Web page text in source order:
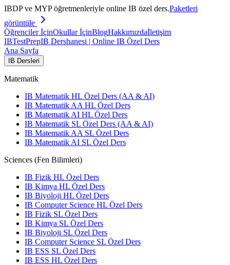
IBDP ve MYP öğretmenleriyle online IB özel ders.Paketleri
görüntüle
Öğrenciler İçinOkullar İçinBlogHakkımızdaİletişim
IBTestPrepIB Dershanesi | Online IB Özel Ders
Ana Sayfa
IB Dersleri
Matematik
IB Matematik HL Özel Ders (AA & AI)
IB Matematik AA HL Özel Ders
IB Matematik AI HL Özel Ders
IB Matematik SL Özel Ders (AA & AI)
IB Matematik AA SL Özel Ders
IB Matematik AI SL Özel Ders
Sciences (Fen Bilimleri)
IB Fizik HL Özel Ders
IB Kimya HL Özel Ders
IB Biyoloji HL Özel Ders
IB Computer Science HL Özel Ders
IB Fizik SL Özel Ders
IB Kimya SL Özel Ders
IB Biyoloji SL Özel Ders
IB Computer Science SL Özel Ders
IB ESS SL Özel Ders
IB ESS HL Özel Ders